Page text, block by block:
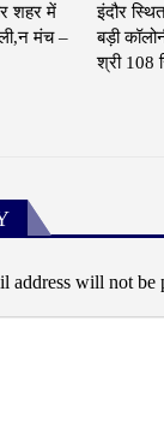
शहर में
मंच –
इंदौर
बड़ी
श्री 108
address will not be